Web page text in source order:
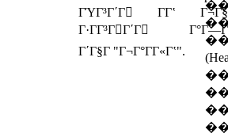
ΓΎΓ³Γ΄Γ Γ­Γʽ
Γ·ΓΓ³ΓΓ΄Γ
Γ΄Γ§Γ­ "Γ¬Γ°ΓΓ«Γʽ".